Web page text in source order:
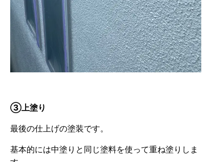
③上塗り
最後の仕上げの塗装です。
基本的には中塗りと同じ塗料を使って重ね塗りしま